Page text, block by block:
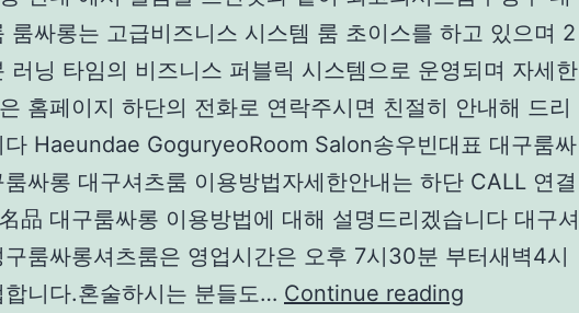
룸싸롱는 고급비즈니스 시스템 룸 초이스를 하고 있으며 2
러닝 타임의 비즈니스 퍼블릭 시스템으로 운영되며 자세한
홈페이지 하단의 전화로 연락주시면 친절히 안내해 드리
다 Haeundae GoguryeoRoom Salon‌송우빈대표 대구룸싸
싸롱 대구셔츠룸 이용방법자세한안내는 하단 CALL 연결
品 대구룸싸롱 이용방법에 대해 설명드리겠습니다 대구셔
룸싸롱셔츠룸은 영업시간은 오후 7시30분 부터새벽4시
니다.혼술하시는 분들도… Continue reading